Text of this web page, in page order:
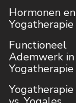
Hormonen en
Yogatherapie
Functioneel
Ademwerk in
Yogatherapie
Yogatherapie